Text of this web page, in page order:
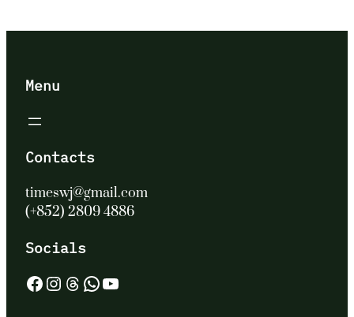
Menu
Contacts
timeswj@gmail.com
(+852) 2809 4886
Socials
Facebook Instagram Threads WhatsApp YouTube